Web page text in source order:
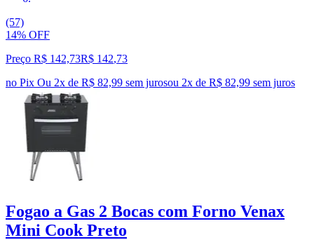
(57)
14% OFF
Preço R$ 142,73R$ 142,73
no Pix Ou 2x de R$ 82,99 sem jurosou 2x de R$ 82,99 sem juros
Fogao a Gas 2 Bocas com Forno Venax
Mini Cook Preto